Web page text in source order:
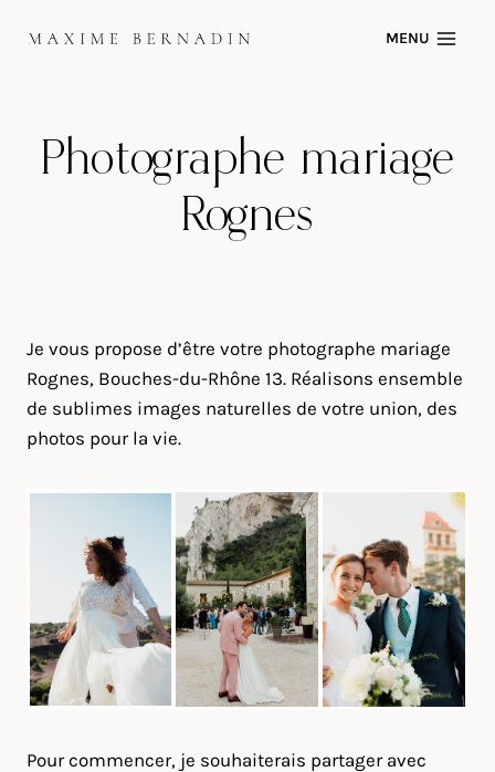
MENU
Photographe mariage
Rognes
Je vous propose d’être votre photographe mariage
Rognes, Bouches-du-Rhône 13. Réalisons ensemble
de sublimes images naturelles de votre union, des
photos pour la vie.
Pour commencer, je souhaiterais partager avec